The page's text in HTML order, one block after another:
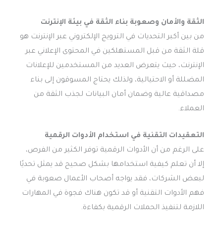
الثقة والأمان وصعوبة بناء الثقة في بيئة الإنترنت
من بين أكبر التحديات في الترويج الإلكتروني عبر الإنترنت هو
قلة الثقة من قبل المستهلكين في المحتوى الإعلاني عبر
الإنترنت، حيث يتعرض العديد من المستخدمين للإعلانات
المضللة أو الاحتيالية، ولذلك يحتاج المسوقون إلى بناء
مصداقية عالية وضمان أمان البيانات لجذب الثقة من
العملاء.
التعقيدات التقنية في استخدام الأدوات الرقمية
على الرغم من أن الأدوات الرقمية توفر الكثير من الفرص،
إلا أن تعلم كيفية استخدامها بشكل صحيح قد يمثل تحديًا
لبعض الشركات، فقد يواجه أصحاب الأعمال صعوبة في
فهم الأدوات التقنية أو قد تكون هناك فجوة في المهارات
اللازمة لتنفيذ الحملات الرقمية بكفاءة.